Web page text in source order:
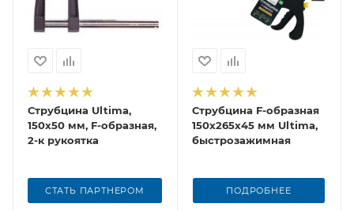
Струбцина Ultima,
150х50 мм, F-образная,
2-к рукоятка
СТАТЬ ПАРТНЕРОМ
Струбцина F-образная
150х265х45 мм Ultima,
быстрозажимная
ПОДРОБНЕЕ